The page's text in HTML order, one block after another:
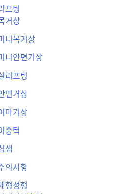
프팅
거상
니목거상
니안면거상
리프팅
면거상
마거상
중턱
샘
의사항
형성형